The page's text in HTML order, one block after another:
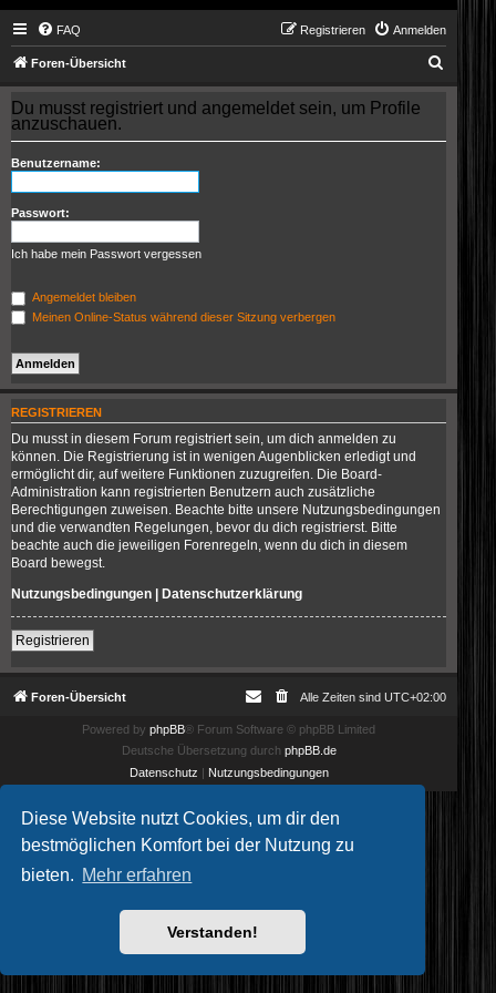
Diese Website nutzt Cookies, um dir den
bestmöglichen Komfort bei der Nutzung zu
bieten. Mehr erfahren
Verstanden!
FAQ Anmelden
Registrieren
Foren-Übersicht
u
h
Du musst registriert und angemeldet sein, um Profile
anzuschauen.
Benutzername:
Passwort:
Ich habe mein Passwort vergessen
Angemeldet bleiben
Meinen Online-Status während dieser Sitzung verbergen
REGISTRIEREN
Du musst in diesem Forum registriert sein, um dich anmelden zu
können. Die Registrierung ist in wenigen Augenblicken erledigt und
ermöglicht dir, auf weitere Funktionen zuzugreifen. Die Board-
Administration kann registrierten Benutzern auch zusätzliche
Berechtigungen zuweisen. Beachte bitte unsere Nutzungsbedingungen
und die verwandten Regelungen, bevor du dich registrierst. Bitte
beachte auch die jeweiligen Forenregeln, wenn du dich in diesem
Board bewegst.
Nutzungsbedingungen | Datenschutzerklärung
Registrieren
Foren-Übersicht Alle Zeiten sindUTC+02:00
Powered byphpBB® Forum Software © phpBB Limited
Deutsche Übersetzung durch phpBB.de
Datenschutz | Nutzungsbedingungen